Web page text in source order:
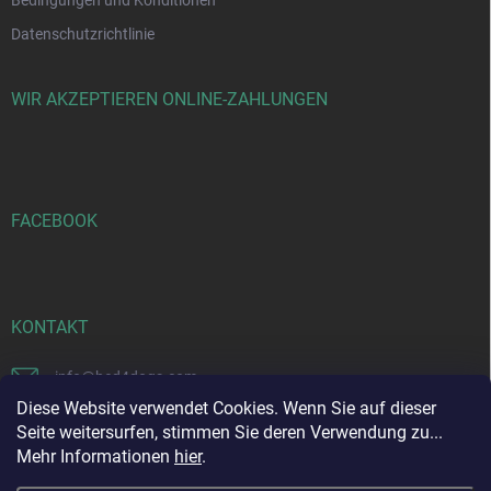
Diese Website verwendet Cookies. Wenn Sie auf dieser
Seite weitersurfen, stimmen Sie deren Verwendung zu...
Mehr Informationen hier.
Datenschutzrichtlinie
WIR AKZEPTIEREN ONLINE-ZAHLUNGEN
FACEBOOK
KONTAKT
info @bed4dogs.com
0151 4468 4073